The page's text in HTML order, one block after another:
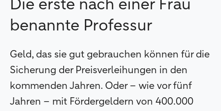
Die erste nach einer Frau
benannte Professur
Geld, das sie gut gebrauchen können für die
Sicherung der Preisverleihungen in den
kommenden Jahren. Oder – wie vor fünf
Jahren – mit Fördergeldern von 400.000